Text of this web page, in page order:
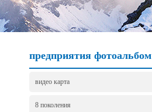
предприятия фотоальбом
видео карта
8 поколения